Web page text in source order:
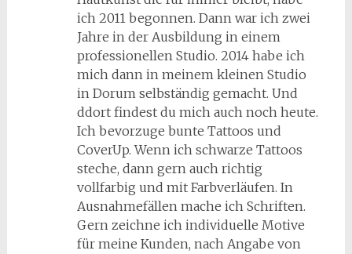
ich 2011 begonnen. Dann war ich zwei
Jahre in der Ausbildung in einem
professionellen Studio. 2014 habe ich
mich dann in meinem kleinen Studio
in Dorum selbständig gemacht. Und
ddort findest du mich auch noch heute.
Ich bevorzuge bunte Tattoos und
CoverUp. Wenn ich schwarze Tattoos
steche, dann gern auch richtig
vollfarbig und mit Farbverläufen. In
Ausnahmefällen mache ich Schriften.
Gern zeichne ich individuelle Motive
für meine Kunden, nach Angabe von